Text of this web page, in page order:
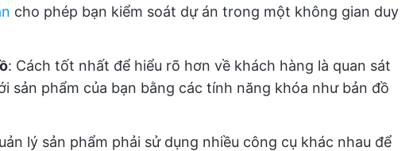
cho phép bạn kiểm soát dự án trong một không gian duy
: Cách tốt nhất để hiểu rõ hơn về khách hàng là quan sát
sản phẩm của bạn bằng các tính năng khóa như bản đồ
lý sản phẩm phải sử dụng nhiều công cụ khác nhau để